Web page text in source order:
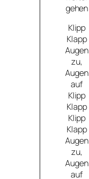
gehen
Klipp
Klapp
Augen
zu,
Augen
auf
Klipp
Klapp
Klipp
Klapp
Augen
zu,
Augen
auf